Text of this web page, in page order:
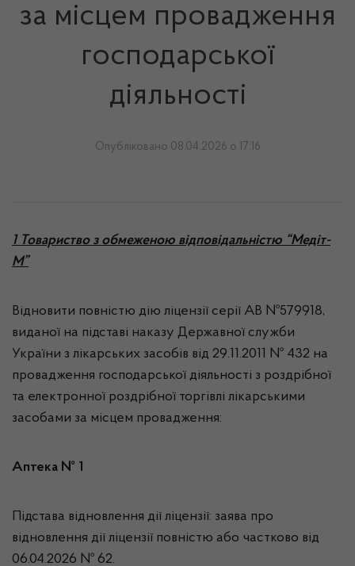
за місцем провадження
господарської
діяльності
Опубліковано 08.04.2026 о 17:16
1 Товариство з обмеженою відповідальністю “Медіт-
М”
Відновити повністю дію ліцензії серії АВ №579918,
виданої на підставі наказу Державної служби
України з лікарських засобів від 29.11.2011 № 432 на
провадження господарської діяльності з роздрібної
та електронної роздрібної торгівлі лікарськими
засобами за місцем провадження:
Аптека № 1
Підстава відновлення дії ліцензії: заява про
відновлення дії ліцензії повністю або частково від
06.04.2026 № 62.